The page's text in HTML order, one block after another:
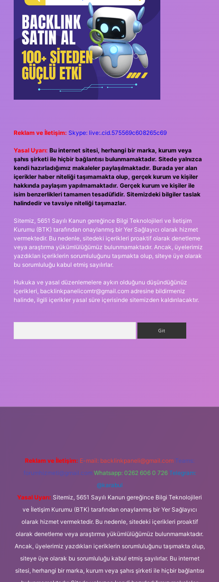
Reklam ve İletişim: Skype: live:.cid.575569c608265c69
Yasal Uyarı: Bu internet sitesi, herhangi bir marka, kurum veya
şahıs şirketi ile hiçbir bağlantısı bulunmamaktadır. Sitede yalnızca
kendi hazırladığımız makaleler paylaşılmaktadır. Burada yer alan
içerikler haber niteliği taşımamakta olup, gerçek kurum ve kişiler
hakkında paylaşım yapılmamaktadır. Gerçek kurum ve kişiler ile
isim benzerlikleri tamamen tesadüfidir. Sitemizdeki bilgiler taslak
halindedir ve tavsiye niteliği taşımazlar.
Sitemiz, 5651 Sayılı Kanun gereğince Bilgi Teknolojileri ve İletişim
Kurumu (BTK) tarafından onaylanmış bir Yer Sağlayıcı olarak hizmet
vermektedir. Bu nedenle, sitedeki içerikleri proaktif olarak denetleme
veya araştırma yükümlülüğümüz bulunmamaktadır. Ancak, üyelerimiz
yazdıkları içeriklerin sorumluluğunu taşımakta olup, siteye üye olarak
bu sorumluluğu kabul etmiş sayılırlar.
Hukuka ve yasal düzenlemelere aykırı olduğunu düşündüğünüz
içerikleri, backlinkpanelicomtr@gmail.com adresine bildirmeniz
halinde, ilgili içerikler yasal süre içerisinde sitemizden kaldırılacaktır.
Reklam ve İletişim: E-mail: backlinkpaneli@gmail.com Teams:
forumhizmeti@gmail.com Whatsapp: 0262 606 0 726 Telegram:
@karabul
Yasal Uyarı: Sitemiz, 5651 Sayılı Kanun gereğince Bilgi Teknolojileri
ve İletişim Kurumu (BTK) tarafından onaylanmış bir Yer Sağlayıcı
olarak hizmet vermektedir. Bu nedenle, sitedeki içerikleri proaktif
olarak denetleme veya araştırma yükümlülüğümüz bulunmamaktadır.
Ancak, üyelerimiz yazdıkları içeriklerin sorumluluğunu taşımakta olup,
siteye üye olarak bu sorumluluğu kabul etmiş sayılırlar. Bu internet
sitesi, herhangi bir marka, kurum veya şahıs şirketi ile hiçbir bağlantısı